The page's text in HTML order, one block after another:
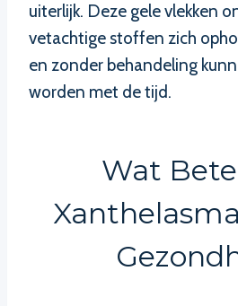
uiterlijk. Deze gele vlekken
vetachtige stoffen zich
en zonder behandeling
worden met de tijd.
Wat